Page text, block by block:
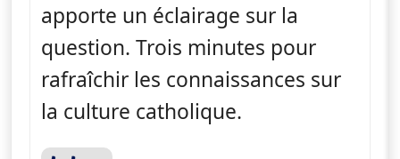
apporte un éclairage sur la
question. Trois minutes pour
rafraîchir les connaissances sur
la culture catholique.